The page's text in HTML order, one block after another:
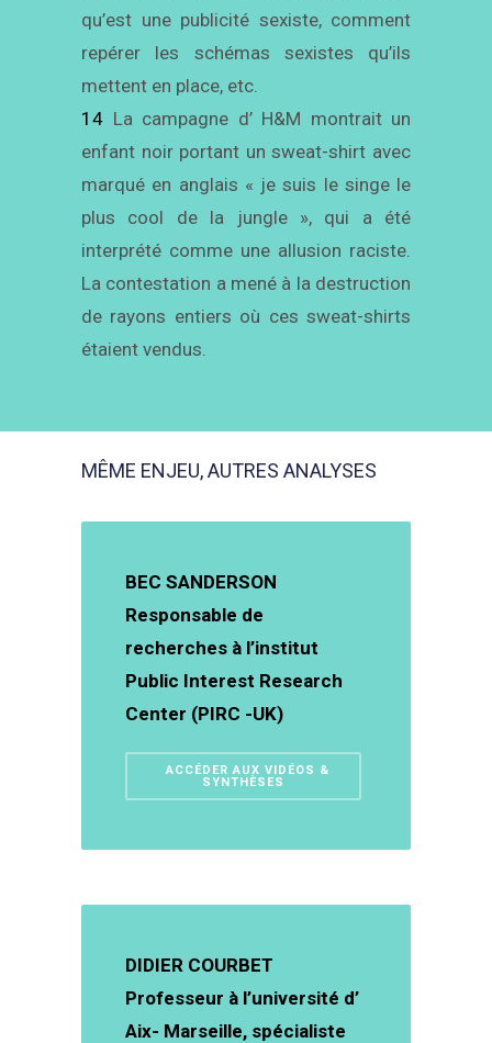
qu’est une publicité sexiste, comment
repérer les schémas sexistes qu’ils
mettent en place, etc.
14 La campagne d’ H&M montrait un
enfant noir portant un sweat-shirt avec
marqué en anglais « je suis le singe le
plus cool de la jungle », qui a été
interprété comme une allusion raciste.
La contestation a mené à la destruction
de rayons entiers où ces sweat-shirts
étaient vendus.
MÊME ENJEU, AUTRES ANALYSES
BEC SANDERSON
Responsable de
recherches à l’institut
Public Interest Research
Center (PIRC -UK)
ACCÉDER AUX VIDÉOS &
SYNTHÈSES
DIDIER COURBET
Professeur à l’université d’
Aix- Marseille, spécialiste